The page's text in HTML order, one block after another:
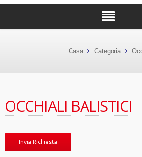
Casa Categoria
OCCHIALI BALISTICI
Invia Richiesta